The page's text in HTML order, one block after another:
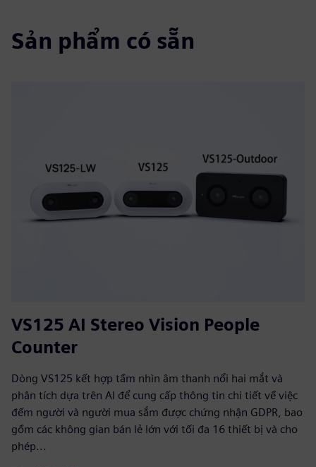
Sản phẩm có sẵn
VS125 AI Stereo Vision People
Counter
Dòng VS125 kết hợp tầm nhìn âm thanh nổi hai mắt và
phân tích dựa trên AI để cung cấp thông tin chi tiết về việc
đếm người và người mua sắm được chứng nhận GDPR, bao
gồm các không gian bán lẻ lớn với tối đa 16 thiết bị và cho
phép...